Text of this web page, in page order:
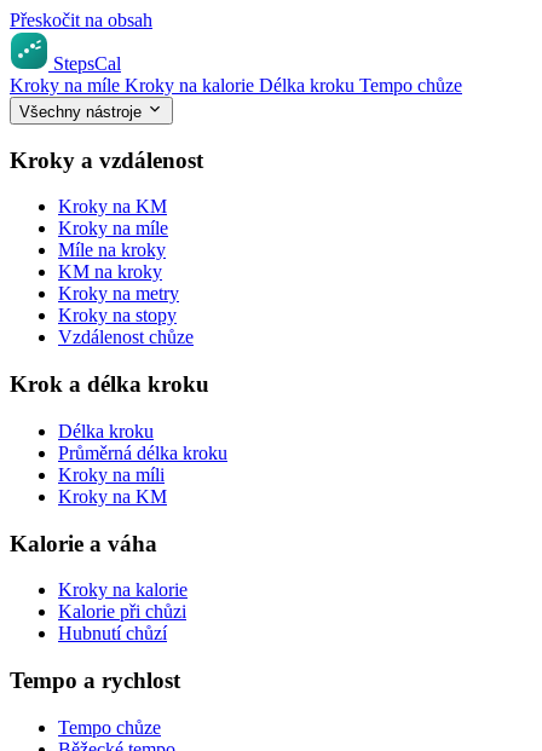
Přeskočit na obsah
StepsCal
Kroky na míle Kroky na kalorie Délka kroku Tempo chůze
Všechny nástroje
Kroky a vzdálenost
Kroky na KM
Kroky na míle
Míle na kroky
KM na kroky
Kroky na metry
Kroky na stopy
Vzdálenost chůze
Krok a délka kroku
Délka kroku
Průměrná délka kroku
Kroky na míli
Kroky na KM
Kalorie a váha
Kroky na kalorie
Kalorie při chůzi
Hubnutí chůzí
Tempo a rychlost
Tempo chůze